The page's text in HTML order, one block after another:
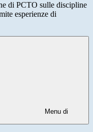
di PCTO sulle discipline
esperienze di
Menu di